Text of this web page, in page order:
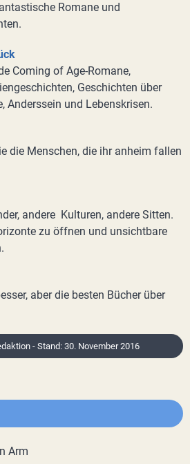
Romane und
Coming of Age-Romane,
Geschichten über
Anderssein und Lebenskrisen.
die Menschen, die ihr anheim fallen
andere Kulturen, andere Sitten.
zu öffnen und unsichtbare
aber die besten Bücher über
- Stand: 30. November 2016